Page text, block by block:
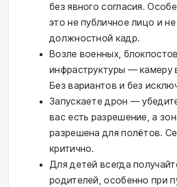
без явного согласия.
это не публичное лицо и не
должностной кадр.
Возле военных,
инфраструктуры — камеру
Без вариантов и без
Запускаете дрон —
вас есть разрешение, а
разрешена для полётов.
критично.
Для детей всегда
родителей, особенно при